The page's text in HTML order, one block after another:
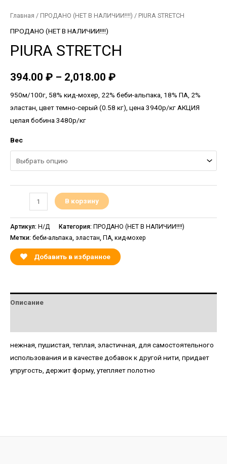
Главная / ПРОДАНО (НЕТ В НАЛИЧИИ!!!!) / PIURA STRETCH
ПРОДАНО (НЕТ В НАЛИЧИИ!!!!)
PIURA STRETCH
394.00 ₽ – 2,018.00 ₽
950м/100г, 58% кид-мохер, 22% беби-альпака, 18% ПА, 2%
эластан, цвет темно-серый (0.58 кг), цена 3940р/кг АКЦИЯ
целая бобина 3480р/кг
Вес
В корзину
Артикул: Н/Д Категория: ПРОДАНО (НЕТ В НАЛИЧИИ!!!!)
Метки: беби-альпака эластан ПА кид-мохер
Добавить в избранное
Описание
нежная, пушистая, теплая, эластичная, для самостоятельного
использования и в качестве добавок к другой нити, придает
упругость, держит форму, утепляет полотно